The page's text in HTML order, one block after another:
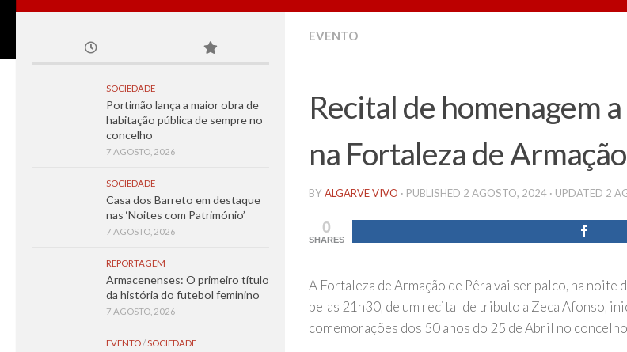
EVENTO
Recital de homenagem
na Fortaleza de
BY ALGARVE VIVO · PUBLISHED 2 AGOSTO, 2024 · UPDATED 2
0
SHARES
A Fortaleza de Armação de Pêra vai ser palco, na noite
pelas 21h30, de um recital de tributo a Zeca Afonso,
comemorações dos 50 anos do 25 de Abril no
SOCIEDADE
Portimão lança a maior obra de
habitação pública de sempre no
concelho
7 AGOSTO, 2026
SOCIEDADE
Casa dos Barreto em destaque
nas ‘Noites com Património’
7 AGOSTO, 2026
REPORTAGEM
Armacenenses: O primeiro título
da história do futebol feminino
7 AGOSTO, 2026
EVENTO/SOCIEDADE